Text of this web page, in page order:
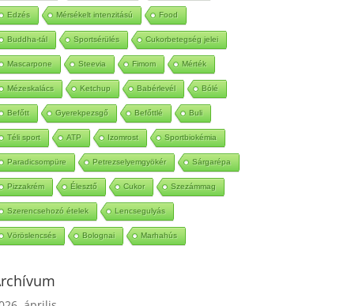
Gránátalma Brokkolifőzelék Szabadgyök
Edzés Mérsékelt intenzitású Food
Buddha-tál Sportsérülés Cukorbetegség jelei
Mascarpone Steevia Fimom Mérték
Mézeskalács Ketchup Babérlevél Bólé
Befőtt Gyerekpezsgő Befőttlé Buli
Téli sport ATP Izomrost Sportbiokémia
Paradicsompüre Petrezselyemgyökér Sárgarépa
Pizzakrém Élesztő Cukor Szezámmag
Szerencsehozó ételek Lencsegulyás
Archívum